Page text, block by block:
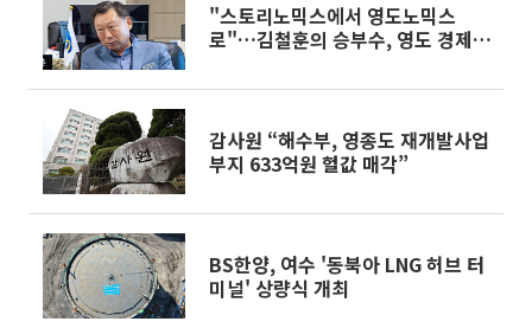
"스토리노믹스에서 영도노믹스
로"…김철훈의 승부수, 영도 경제
감사원 “해수부, 영종도 재개발사업
부지 633억원 헐값 매각”
BS한양, 여수 '동북아 LNG 허브 터
미널' 상량식 개최